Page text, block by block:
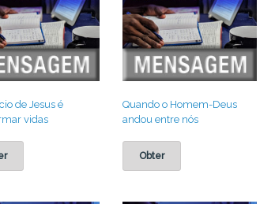
de Jesus é
vidas
Quando o Homem-Deus
andou entre nós
Obter